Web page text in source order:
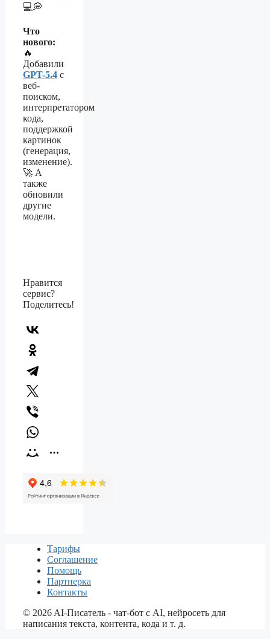
💻💭
Что
нового:
🔥
Добавили
GPT-5.4 с
веб-
поиском,
интерпретатором
кода,
поддержкой
картинок
(генерация,
изменение).
🚀 А
также
обновили
другие
модели.
Нравится
сервис?
Поделитесь!
Тарифы
Соглашение
Помощь
Партнерка
Контакты
© 2026 AI-Писатель - чат-бот с AI, нейросеть для
написания текста, контента, кода и т. д.